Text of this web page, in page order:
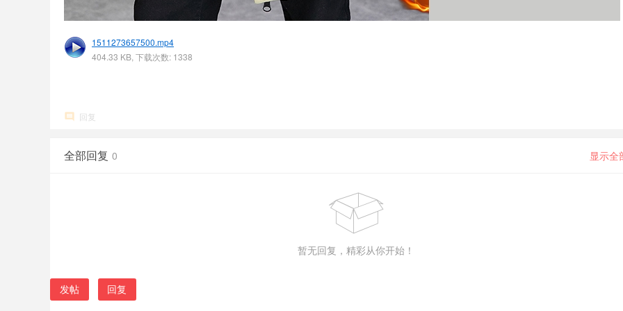
1511273657500.mp4
404.33 KB, 下载次数: 1338
回复
全部回复 0 显示全
暂无回复，精彩从你开始！
发帖 回复